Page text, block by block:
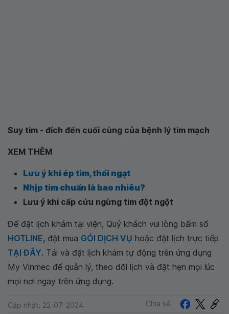
Suy tim - đích đến cuối cùng của bệnh lý tim mạch
XEM THÊM
Lưu ý khi ép tim, thổi ngạt
Nhịp tim chuẩn là bao nhiêu?
Lưu ý khi cấp cứu ngừng tim đột ngột
Để đặt lịch khám tại viện, Quý khách vui lòng bấm số
HOTLINE, đặt mua GÓI DỊCH VỤ hoặc đặt lịch trực tiếp
TẠI ĐÂY. Tải và đặt lịch khám tự động trên ứng dụng
My Vinmec để quản lý, theo dõi lịch và đặt hẹn mọi lúc
mọi nơi ngay trên ứng dụng.
Cập nhật: 22-07-2024 Chia sẻ